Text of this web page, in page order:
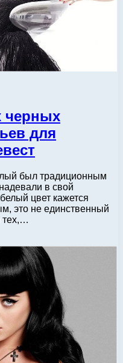
черных
для
был традиционным
в свой
цвет кажется
это не единственный
тех,…